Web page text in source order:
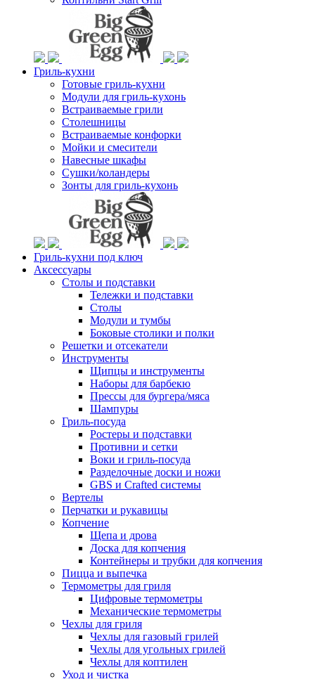
Гриль-кухни
Готовые гриль-кухни
Модули для гриль-кухонь
Встраиваемые грили
Столешницы
Встраиваемые конфорки
Мойки и смесители
Навесные шкафы
Сушки/коландеры
Зонты для гриль-кухонь
Гриль-кухни под ключ
Аксессуары
Столы и подставки
Тележки и подставки
Столы
Модули и тумбы
Боковые столики и полки
Решетки и отсекатели
Инструменты
Щипцы и инструменты
Наборы для барбекю
Прессы для бургера/мяса
Шампуры
Гриль-посуда
Ростеры и подставки
Противни и сетки
Воки и гриль-посуда
Разделочные доски и ножи
GBS и Crafted системы
Вертелы
Перчатки и рукавицы
Копчение
Щепа и дрова
Доска для копчения
Контейнеры и трубки для копчения
Пицца и выпечка
Термометры для гриля
Цифровые термометры
Механические термометры
Чехлы для гриля
Чехлы для газовый грилей
Чехлы для угольных грилей
Чехлы для коптилен
Уход и чистка